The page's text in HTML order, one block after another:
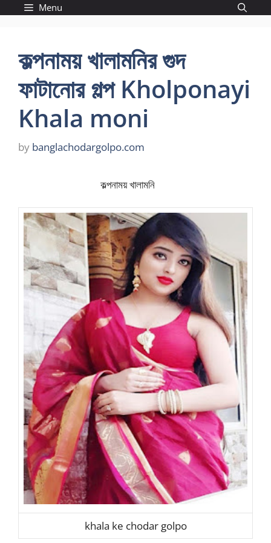
Menu
কল্পনাময় খালামনির গুদ
ফাটানোর গল্প Kholponayi
Khala moni
by banglachodargolpo.com
কল্পনাময় খালামনি
khala ke chodar golpo